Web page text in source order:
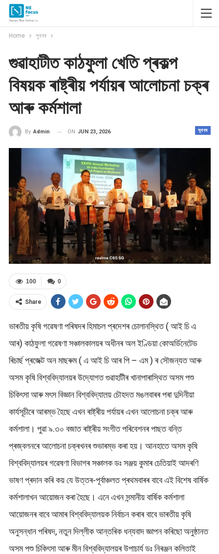
Home সুখবৰ
গুৱাহাটীত কাঠফুলা খেতি প্ৰকল্প
বিষয়ক ৰাষ্ট্ৰীয় পৰ্যায়ৰ আলোচনা চক্ৰ
আৰু কৰ্মশালা
সুখবৰ
By Admin ON JUN 23, 2026
0
100
Share
ভাৰতীয় কৃষি গৱেষণা পৰিষদৰ হিমাচল প্ৰদেশৰ চোলানস্থিত ( আই চি এ
আৰ) কাঠফুলা গৱেষণা সঞ্চালকালয়ৰ অধীনৰ অল ইণ্ডিয়া কোঅর্ডিনেটেড
ৰিচাৰ্ছ প্ৰজেক্ট অন মাছৰুম ( এ আই চি আৰ পি – এম ) ৰ সৌজন্যত আৰু
অসম কৃষি বিশ্ববিদ্যালয়ৰ উদ্যোগত গুৱাহাটীৰ খানাপাৰাস্থিত অসম পশু
চিকিৎসা আৰু মৎস বিজ্ঞান বিশ্ববিদ্যাল়য় চৌহদত মঙলবাৰৰ পৰা দুদিনীয়া
কাৰ্যসূচীৰে আৰম্ভ হৈছে এখন ৰাষ্ট্ৰীয় পৰ্যায়ৰ এখন আলোচনা চক্ৰ আৰু
কৰ্মশালা। পুৱা ৯.৩০ বজাত ৰাষ্ট্ৰীয় সংগীত পৰিবেশনৰ পাছত বন্তি
প্ৰজ্বলনৰে আলোচনা চক্ৰখনৰ শুভাৰম্ভ কৰা হয়। আনহাতে অসম কৃষি
বিশ্ববিদ্যালয়ৰ গৱেষণা বিভাগৰ সঞ্চালক ডঃ সঞ্জয় কুমাৰ চেতিয়াই আদৰণি
ভাষণ প্ৰদান কৰি কয় যে উত্তৰ-পূৰ্বাঞ্চলত প্ৰথমবাৰৰ বাবে এই বিশেষ বাৰ্ষিক
কৰ্মশালাখন আয়োজন কৰা হৈছে। এনে এখন সন্মানীয় বাৰ্ষিক কৰ্মশালা
আয়োজনৰ বাবে আমাৰ বিশ্ববিদ্যালয়ক নিৰ্বাচন কৰাৰ বাবে ভাৰতীয় কৃষি
অনুসন্ধান পৰিষদ, নতুন দিল্লীক আন্তৰিক ধন্যবাদ জ্ঞাপন কৰিছো অনুষ্ঠানত
অসম পশু চিকিৎসা আৰু মীন বিশ্ববিদ্যালয়ৰ উপাচাৰ্য ডঃ নিৰঞ্জন কলিতাই